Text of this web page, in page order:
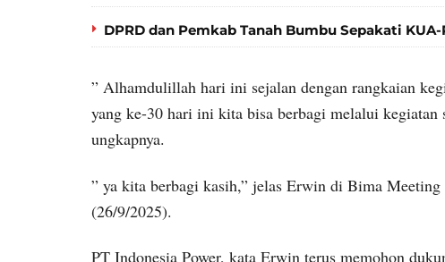
DPRD dan Pemkab Tanah Bumbu Sepakati
” Alhamdulillah hari ini sejalan dengan rangkaian
yang ke-30 hari ini kita bisa berbagi melalui kegiatan
ungkapnya.
” ya kita berbagi kasih,” jelas Erwin di Bima
(26/9/2025).
PT Indonesia Power, kata Erwin terus memohon